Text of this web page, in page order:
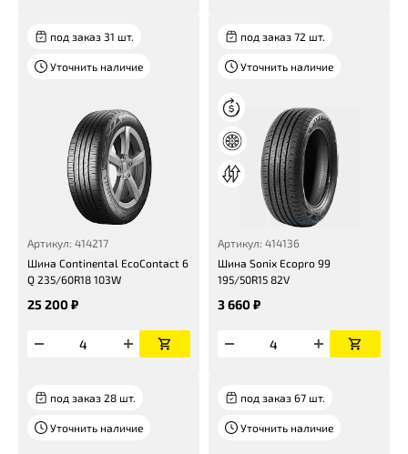
под заказ 31 шт.
Уточнить наличие
Артикул: 414217
Шина Continental EcoContact 6
Q 235/60R18 103W
25 200 ₽
под заказ 72 шт.
Уточнить наличие
Артикул: 414136
Шина Sonix Ecopro 99
195/50R15 82V
3 660 ₽
под заказ 28 шт.
Уточнить наличие
под заказ 67 шт.
Уточнить наличие